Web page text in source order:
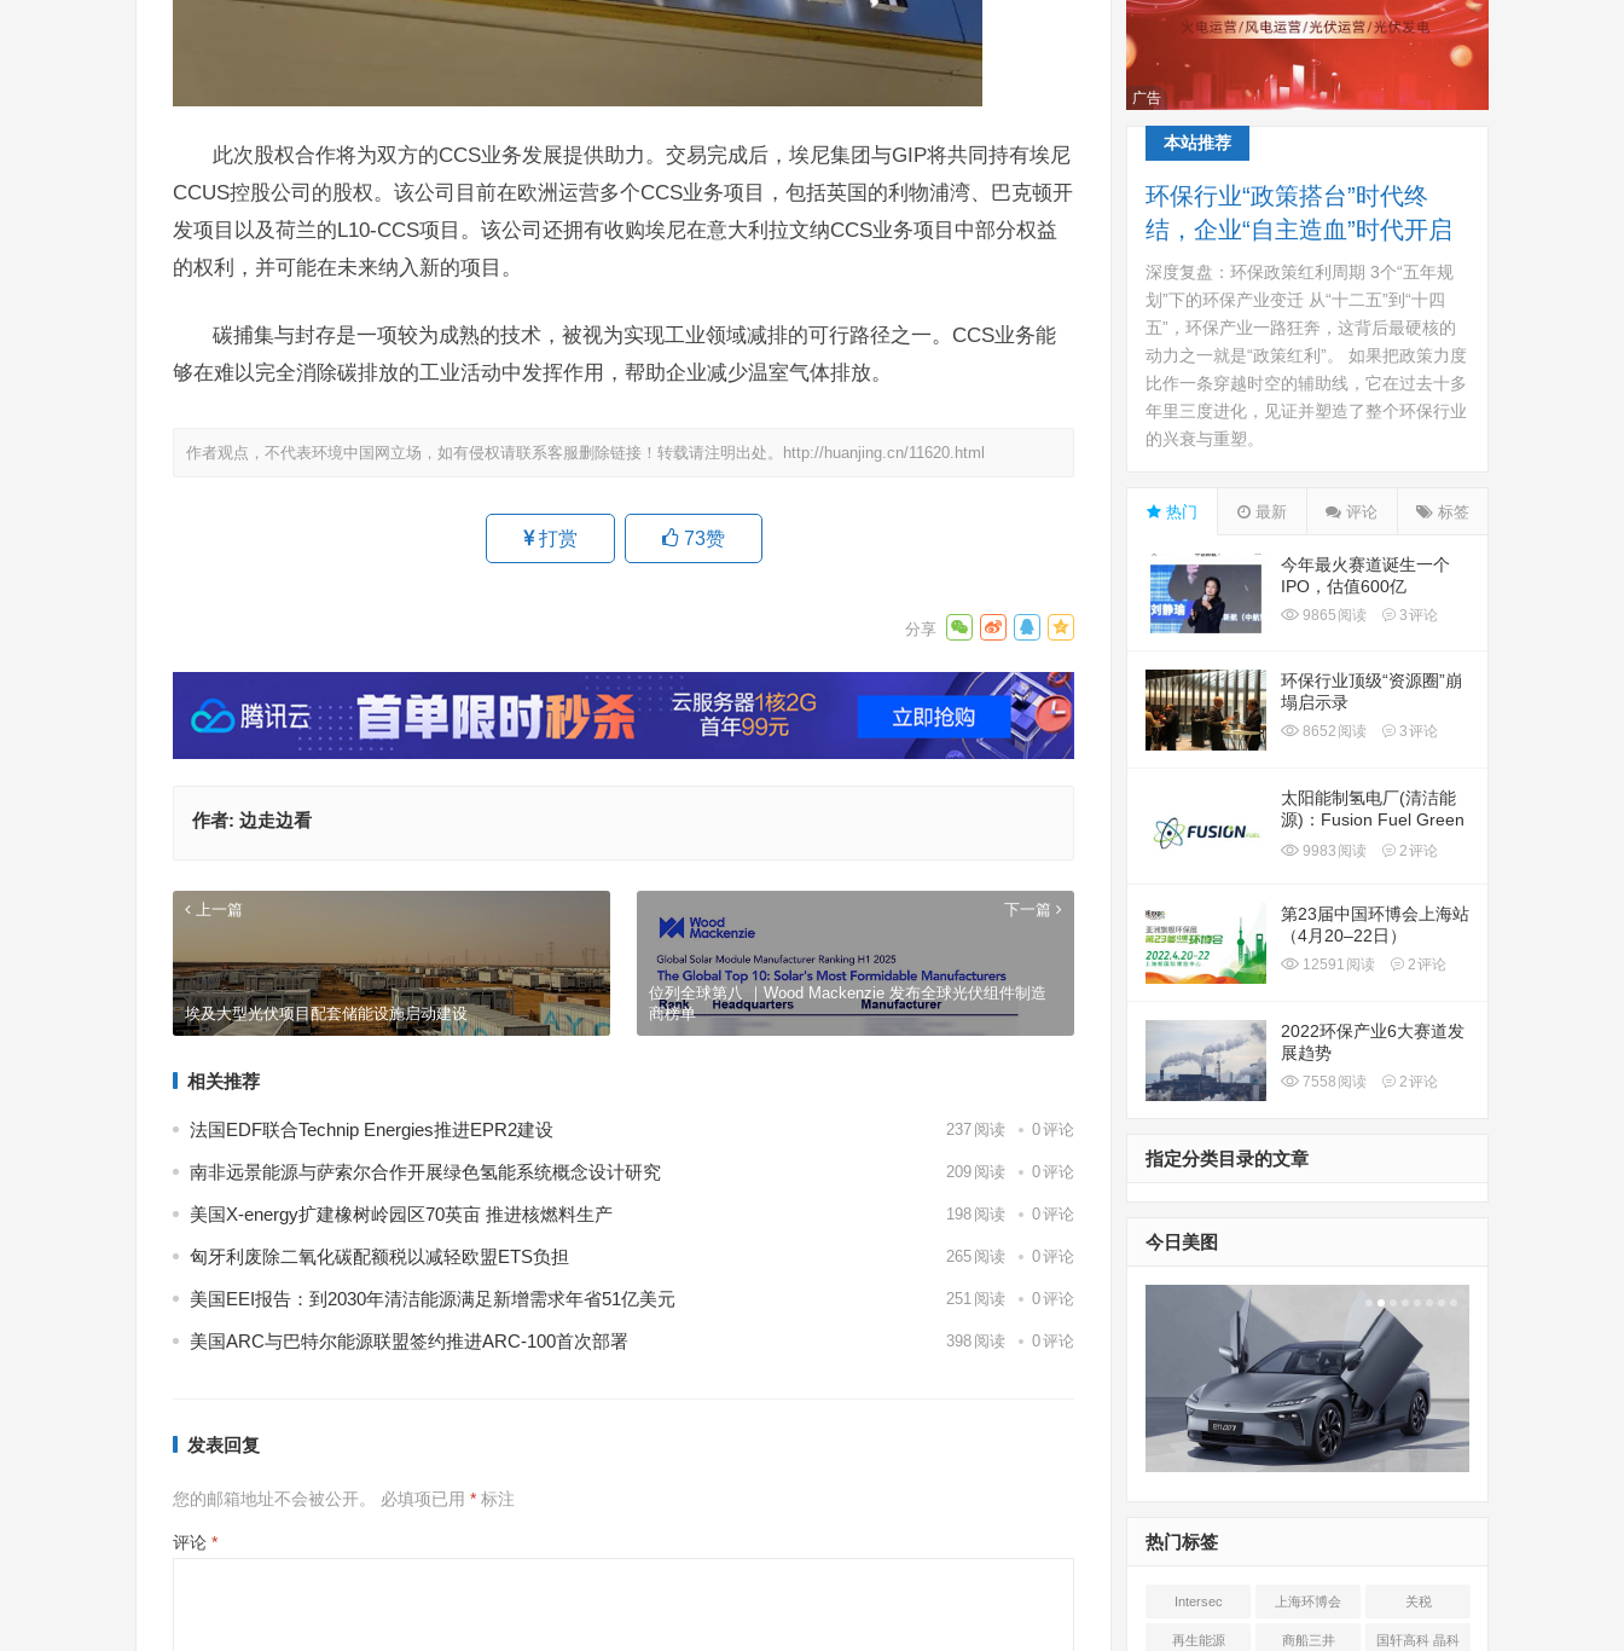
此次股权合作将为双方的CCS业务发展提供助力。交易完成后，埃尼集团与GIP将共同持有埃尼
CCUS控股公司的股权。该公司目前在欧洲运营多个CCS业务项目，包括英国的利物浦湾、巴克顿开
发项目以及荷兰的L10-CCS项目。该公司还拥有收购埃尼在意大利拉文纳CCS业务项目中部分权益
的权利，并可能在未来纳入新的项目。
碳捕集与封存是一项较为成熟的技术，被视为实现工业领域减排的可行路径之一。CCS业务能
够在难以完全消除碳排放的工业活动中发挥作用，帮助企业减少温室气体排放。
作者观点，不代表环境中国网立场，如有侵权请联系客服删除链接！转载请注明出处。 http://huanjing.cn/11620.html
打赏 73赞
作者: 边走边看
上一篇
埃及大型光伏项目配套储能设施启动建设
下一篇
位列全球第八 ｜Wood Mackenzie 发布全球光伏组件制造
商榜单
相关推荐
法国EDF联合Technip Energies推进EPR2建设 237 阅读 0评论
南非远景能源与萨索尔合作开展绿色氢能系统概念设计研究 209 阅读 0评论
美国X-energy扩建橡树岭园区70英亩 推进核燃料生产 198 阅读 0评论
匈牙利废除二氧化碳配额税以减轻欧盟ETS负担 265 阅读 0评论
美国EEI报告：到2030年清洁能源满足新增需求年省51亿美元 251 阅读 0评论
美国ARC与巴特尔能源联盟签约推进ARC-100首次部署 398 阅读 0评论
发表回复
您的邮箱地址不会被公开。 必填项已用 * 标注
评论 *
广告
本站推荐
环保行业“政策搭台”时代终
结，企业“自主造血”时代开启
深度复盘：环保政策红利周期 3个“五年规
划”下的环保产业变迁 从“十二五”到“十四
五”，环保产业一路狂奔，这背后最硬核的
动力之一就是“政策红利”。 如果把政策力度
比作一条穿越时空的辅助线，它在过去十多
年里三度进化，见证并塑造了整个环保行业
的兴衰与重塑。
热门 最新 评论 标签
今年最火赛道诞生一个
IPO，估值600亿
9865 阅读 3评论
环保行业顶级“资源圈”崩
塌启示录
8652 阅读 3评论
太阳能制氢电厂(清洁能
源)：Fusion Fuel Green
plc(HTOO)
9983 阅读 2评论
第23届中国环博会上海站
（4月20–22日）
12591 阅读 2评论
2022环保产业6大赛道发
展趋势
7558 阅读 2评论
指定分类目录的文章
今日美图
热门标签
Intersec
Shanghai
上海环博会 关税
再生能源 商船三井 国轩高科 晶科